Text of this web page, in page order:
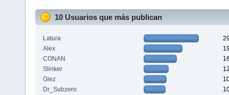
10 Usuarios que más publican
Latura
Alex
CONAN
Slinker
Glez
Dr_Subzero